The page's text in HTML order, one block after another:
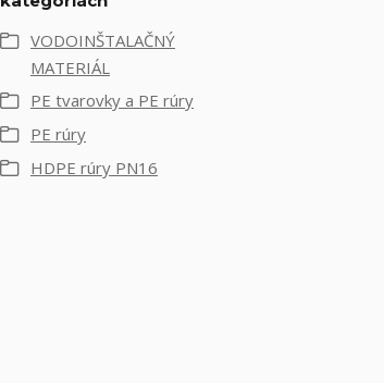
VODOINŠTALAČNÝ
MATERIÁL
PE tvarovky a PE rúry
PE rúry
HDPE rúry PN16